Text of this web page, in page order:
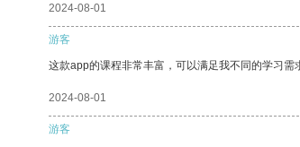
2024-08-01
游客
这款app的课程非常丰富，可以满足我不同的学习需
2024-08-01
游客